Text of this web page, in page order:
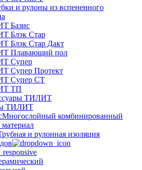
и рулоны из вспененного
Базис
Блэк Стар
Блэк Стар Дакт
Плавающий пол
Супер
Супер Протект
Супер СТ
ТП
ТИЛИТ
ТИЛИТ
Многослойный комбинированный
и рулонная изоляция